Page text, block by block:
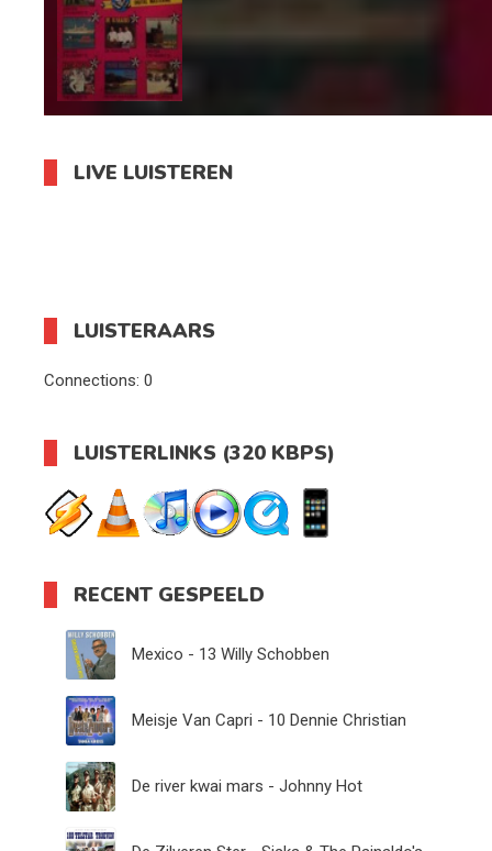
LIVE LUISTEREN
LUISTERAARS
Connections: 0
LUISTERLINKS (320 KBPS)
RECENT GESPEELD
Mexico - 13 Willy Schobben
Meisje Van Capri - 10 Dennie Christian
De river kwai mars - Johnny Hot